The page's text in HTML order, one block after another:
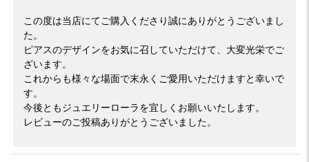
この度は当店にてご購入くださり誠にありがとうございまし
た。
ピアスのデザインをお気に召していただけて、大変光栄でご
ざいます。
これからも様々な場面で末永くご愛用いただけますと幸いで
す。
今後ともジュエリーローラを宜しくお願いいたします。
レビューのご投稿ありがとうございました。